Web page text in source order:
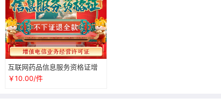
互联网药品信息服务资格证增
值电信业务经营许可证icp/edi/
￥10.00/件